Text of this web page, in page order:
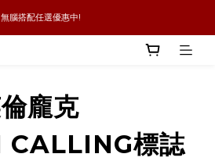
新品優惠任兩件8折
無腦搭配任選優惠中!
龐克
CALLING標誌